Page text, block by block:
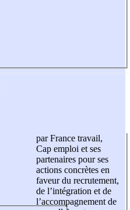
par France travail,
Cap emploi et ses
partenaires pour ses
actions concrètes en
faveur du recrutement,
de l’intégration et de
l’accompagnement de